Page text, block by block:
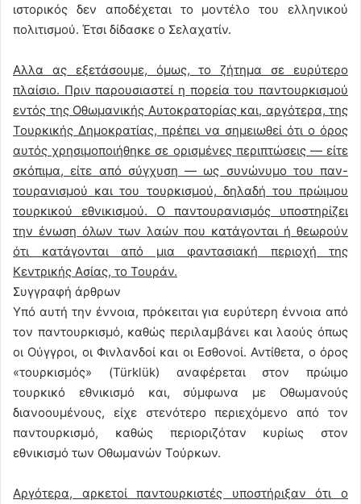
ιστορικός δεν αποδέχεται το μοντέλο του ελληνικού
πολιτισμού. Έτσι δίδασκε ο Σελαχατίν.
Αλλα ας εξετάσουμε, όμως, το ζήτημα σε ευρύτερο
πλαίσιο. Πριν παρουσιαστεί η πορεία του παντουρκισμού
εντός της Οθωμανικής Αυτοκρατορίας και, αργότερα, της
Τουρκικής Δημοκρατίας, πρέπει να σημειωθεί ότι ο όρος
αυτός χρησιμοποιήθηκε σε ορισμένες περιπτώσεις — είτε
σκόπιμα, είτε από σύγχυση — ως συνώνυμο του παν-
τουρανισμού και του τουρκισμού, δηλαδή του πρώιμου
τουρκικού εθνικισμού. Ο παντουρανισμός υποστηρίζει
την ένωση όλων των λαών που κατάγονται ή θεωρούν
ότι κατάγονται από μια φαντασιακή περιοχή της
Κεντρικής Ασίας, το Τουράν.
Συγγραφή άρθρων
Υπό αυτή την έννοια, πρόκειται για ευρύτερη έννοια από
τον παντουρκισμό, καθώς περιλαμβάνει και λαούς όπως
οι Ούγγροι, οι Φινλανδοί και οι Εσθονοί. Αντίθετα, ο όρος
«τουρκισμός» (Türklük) αναφέρεται στον πρώιμο
τουρκικό εθνικισμό και, σύμφωνα με Οθωμανούς
διανοουμένους, είχε στενότερο περιεχόμενο από τον
παντουρκισμό, καθώς περιοριζόταν κυρίως στον
εθνικισμό των Οθωμανών Τούρκων.
Αργότερα, αρκετοί παντουρκιστές υποστήριξαν ότι ο